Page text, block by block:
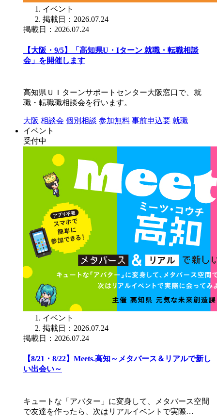
イベント
掲載日：2026.07.24
掲載日：2026.07.24
【大阪・9/5】「高知県U・Iターン 就職・転職相談
会」を開催します
高知県ＵＩターンサポートセンター大阪窓口で、就
職・転職職相談会を行います。
大阪 相談会 個別相談 参加無料 事前申込要 就職
イベント
受付中
イベント
掲載日：2026.07.24
掲載日：2026.07.24
【8/21・8/22】Meets.高知～メタバース＆リアルで新し
い出会い～
キュートな「アバター」に変身して、メタバース空間
で友達を作ったら、次はリアルイベントで実際…